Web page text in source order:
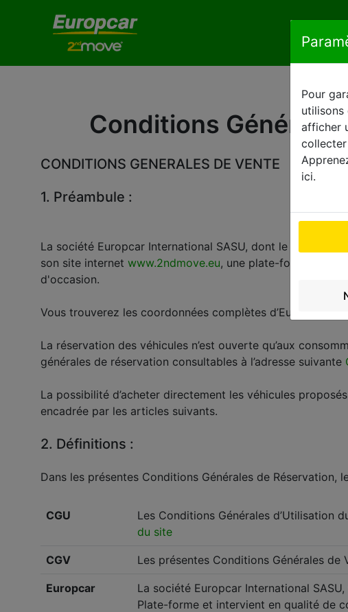
Pour
utilisons
afficher
ici.
Conditions
CONDITIONS GENERALES DE VENTE
1. Préambule :
La société Europcar International SASU, dont le siège
son site internet www.2ndmove.eu, une plate-forme
d'occasion.
Vous trouverez les coordonnées complètes d’Europcar à
La réservation des véhicules n’est ouverte qu’aux
générales de réservation consultables à l’adresse suivante
La possibilité d’acheter directement les véhicules
encadrée par les articles suivants.
2. Définitions :
Dans les présentes Conditions Générales de
CGU Les Conditions Générales d’Utilisation
du site
CGV Les présentes Conditions Générales de
Europcar
La société Europcar International
Plate-forme et intervient en qualité de